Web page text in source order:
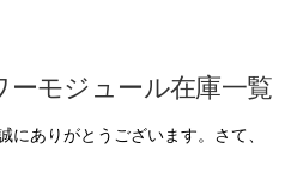
モジュール在庫一覧
にありがとうございます。さて、